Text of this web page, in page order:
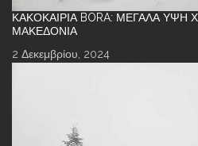
ΚΑΚΟΚΑΙΡΊΑ BORA: ΜΕΓΆΛΑ ΎΨΗ
ΜΑΚΕΔΟΝΊΑ
2 Δεκεμβρίου, 2024